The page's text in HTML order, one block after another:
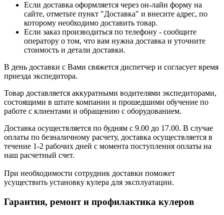
Если доставка оформляется через он-лайн форму на
сайте, отметьте пункт "Доставка" и внесите адрес, по
которому необходимо доставить товар.
Если заказ производиться по телефону - сообщите
оператору о том, что вам нужна доставка и уточните
стоимость и детали доставки.
В день доставки с Вами свяжется диспетчер и согласует время
приезда экспедитора.
Товар доставляется аккуратными водителями экспедиторами,
состоящими в штате компании и прошедшими обучение по
работе с клиентами и обращению с оборудованием.
Доставка осуществляется по будням с 9.00 до 17.00. В случае
оплаты по безналичному расчету, доставка осуществляется в
течение 1-2 рабочих дней с момента поступления оплаты на
наш расчетный счет.
При необходимости сотрудник доставки поможет
усуществить установку кулера для эксплуатации.
Гарантия, ремонт и профилактика кулеров